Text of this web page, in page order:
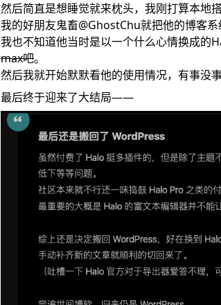
然后简直是想睡觉就来枕头，我刚打算本地
我的好朋友鬼畜@GhostChu就把他的博客
我也不知道他当时是以一个什么心情换成的
max吧。
然后我就开始默默看他的使用情况，有事没事
最后终于迎来了大结局——